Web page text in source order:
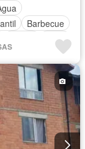
Barbecue
Patio